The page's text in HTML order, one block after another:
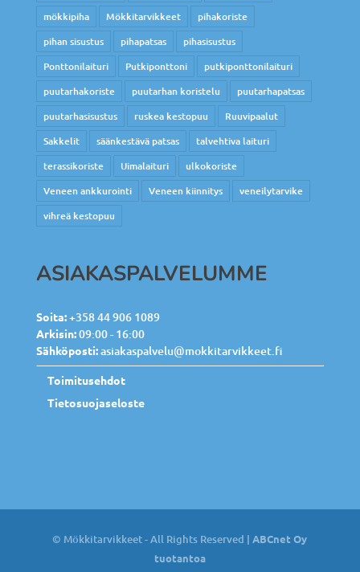
mökkipiha
Mökkitarvikkeet
pihakoriste
pihan sisustus
pihapatsas
pihasisustus
Ponttonilaituri
Putkiponttoni
putkiponttonilaituri
puutarhakoriste
puutarhan koristelu
puutarhapatsas
puutarhasisustus
ruskea kestopuu
Ruuvipaalut
Sakkelit
säänkestävä patsas
talvehtiva laituri
terassikoriste
Uimalaituri
ulkokoriste
Veneen ankkurointi
Veneen kiinnitys
veneilytarvike
vihreä kestopuu
ASIAKASPALVELUMME
Soita:+358 44 906 1089
Arkisin:09:00 - 16:00
Sähköposti:asiakaspalvelu@mokkitarvikkeet.fi
Toimitusehdot
Tietosuojaseloste
© Mökkitarvikkeet - All Rights Reserved |ABCnet Oy
tuotantoa